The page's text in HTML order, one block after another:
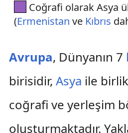
Coğrafi olarak Asya
(Ermenistan ve Kıbrıs
Avrupa, Dünyanın 7
birisidir, Asya ile
coğrafi ve yerleşim
oluşturmaktadır.